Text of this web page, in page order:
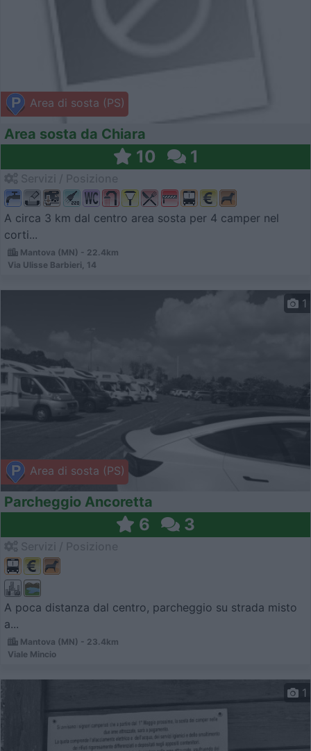
Area di sosta (PS)
Area sosta da Chiara
10 1
A circa 3 km dal centro area sosta per 4 camper nel
corti...
Mantova (MN) - 22.4km
Via Ulisse Barbieri, 14
Area di sosta (PS)
1
Parcheggio Ancoretta
6 3
A poca distanza dal centro, parcheggio su strada misto
a...
Mantova (MN) - 23.4km
Viale Mincio
1